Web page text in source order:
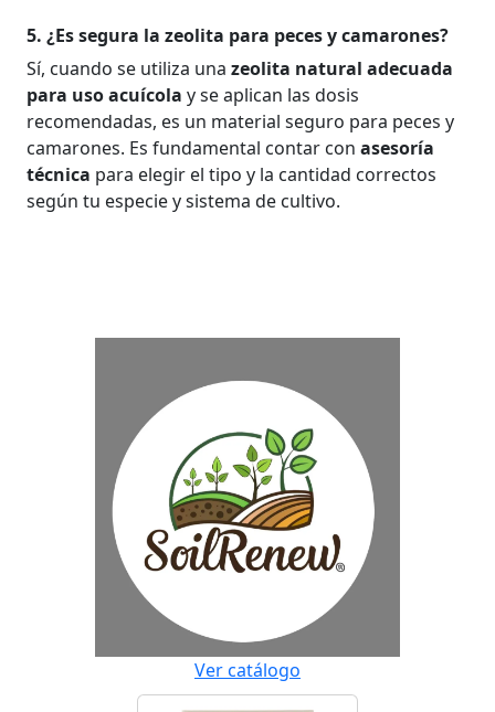
5. ¿Es segura la zeolita para peces y camarones?
Sí, cuando se utiliza una zeolita natural adecuada
para uso acuícola y se aplican las dosis
recomendadas, es un material seguro para peces y
camarones. Es fundamental contar con asesoría
técnica para elegir el tipo y la cantidad correctos
según tu especie y sistema de cultivo.
Ver catálogo